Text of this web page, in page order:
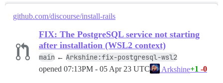
github.com/discourse/install-rails
FIX: The PostgreSQL service not starting
after installation (WSL2 context)
main ← Arkshine:fix-postgresql-wsl2
opened 07:13PM - 05 Apr 23 UTC Arkshine+1 -0